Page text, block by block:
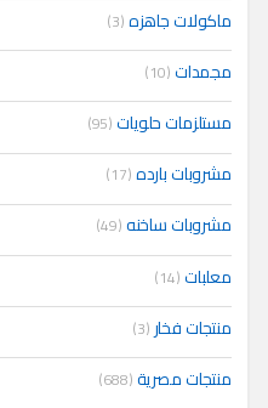
ماكولات جاهزه(3)
مجمدات(10)
مستلزمات حلويات(95)
مشروبات بارده(17)
مشروبات ساخنه(49)
معلبات(14)
منتجات فخار (3)
منتجات مصرية(688)